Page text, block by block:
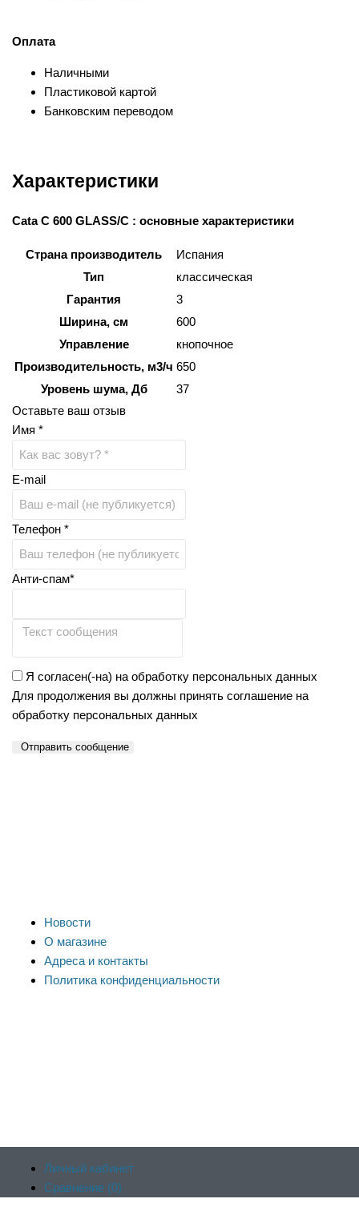
Оплата
Наличными
Пластиковой картой
Банковским переводом
Характеристики
Cata C 600 GLASS/C : основные характеристики
Страна производитель
Испания
Тип
классическая
Гарантия
3
Ширина, см
600
Управление
кнопочное
Производительность, м3/ч 650
Уровень шума, Дб
37
Оставьте ваш отзыв
Имя *
E-mail
Телефон *
Анти-спам*
Я согласен(-на) на обработку персональных данных
Для продолжения вы должны принять соглашение на
обработку персональных данных
Отправить сообщение
Новости
О магазине
Адреса и контакты
Политика конфиденциальности
Личный кабинет
Сравнение (0)